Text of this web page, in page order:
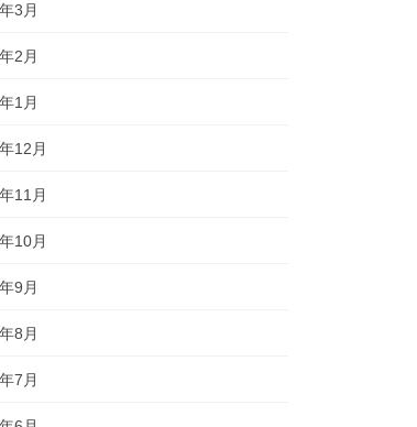
3月
2月
1月
12月
11月
10月
9月
8月
7月